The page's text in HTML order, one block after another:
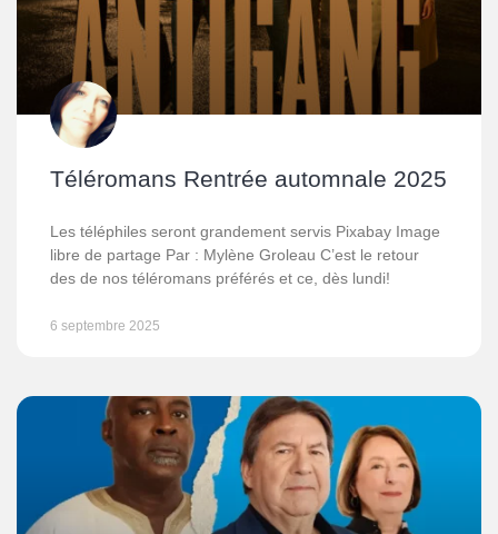
Téléromans Rentrée automnale 2025
Les téléphiles seront grandement servis Pixabay Image
libre de partage Par : Mylène Groleau C’est le retour
des de nos téléromans préférés et ce, dès lundi!
6 septembre 2025